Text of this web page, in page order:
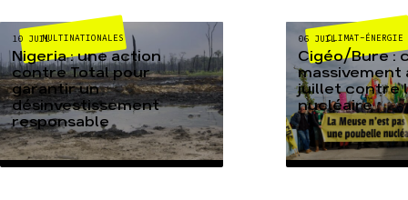
MULTINATIONALES
10 JUIL
Nigeria : une action
contre Total pour
garantir un
désinvestissement
responsable
CLIMAT-ÉNERGIE
06 JUIL
Cigéo/Bure :
massivement
juillet contre
nucléaire